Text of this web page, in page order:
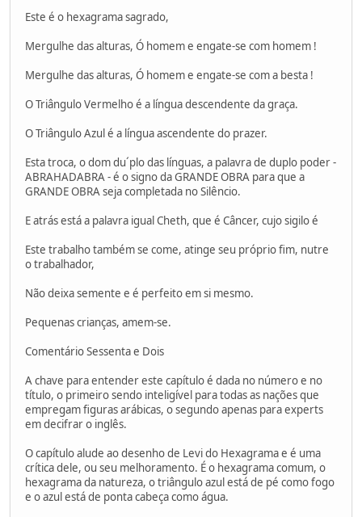
Este é o hexagrama sagrado,
Mergulhe das alturas, Ó homem e engate-se com homem !
Mergulhe das alturas, Ó homem e engate-se com a besta !
O Triângulo Vermelho é a língua descendente da graça.
O Triângulo Azul é a língua ascendente do prazer.
Esta troca, o dom du´plo das línguas, a palavra de duplo poder -
ABRAHADABRA - é o signo da GRANDE OBRA para que a
GRANDE OBRA seja completada no Silêncio.
E atrás está a palavra igual Cheth, que é Câncer, cujo sigilo é
Este trabalho também se come, atinge seu próprio fim, nutre
o trabalhador,
Não deixa semente e é perfeito em si mesmo.
Pequenas crianças, amem-se.
Comentário Sessenta e Dois
A chave para entender este capítulo é dada no número e no
título, o primeiro sendo inteligível para todas as nações que
empregam figuras arábicas, o segundo apenas para experts
em decifrar o inglês.
O capítulo alude ao desenho de Levi do Hexagrama e é uma
crítica dele, ou seu melhoramento. É o hexagrama comum, o
hexagrama da natureza, o triângulo azul está de pé como fogo
e o azul está de ponta cabeça como água.